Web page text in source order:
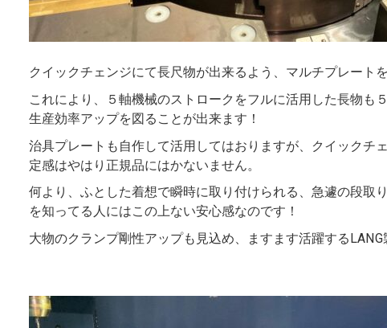
クイックチェンジにて長尺物が出来るよう、マルチプレート
これにより、５軸機械のストロークをフルに活用した長物も
生産効率アップを図ることが出来ます！
治具プレートも自作して活用してはおりますが、クイックチ
定感はやはり正規品にはかないません。
何より、ふとした着想で瞬時に取り付けられる、急遽の段取
を知ってる人にはこの上ない安心感なのです！
大物のクランプ剛性アップも見込め、ますます活躍するLANG